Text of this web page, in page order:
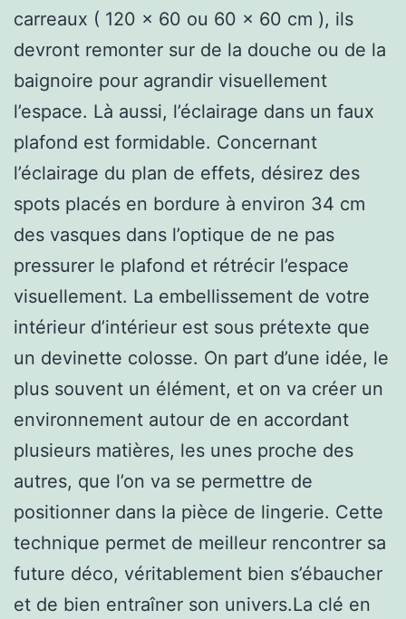
carreaux ( 120 x 60 ou 60 x 60 cm ), ils
devront remonter sur de la douche ou de la
baignoire pour agrandir visuellement
l’espace. Là aussi, l’éclairage dans un faux
plafond est formidable. Concernant
l’éclairage du plan de effets, désirez des
spots placés en bordure à environ 34 cm
des vasques dans l’optique de ne pas
pressurer le plafond et rétrécir l’espace
visuellement. La embellissement de votre
intérieur d’intérieur est sous prétexte que
un devinette colosse. On part d’une idée, le
plus souvent un élément, et on va créer un
environnement autour de en accordant
plusieurs matières, les unes proche des
autres, que l’on va se permettre de
positionner dans la pièce de lingerie. Cette
technique permet de meilleur rencontrer sa
future déco, véritablement bien s’ébaucher
et de bien entraîner son univers.La clé en